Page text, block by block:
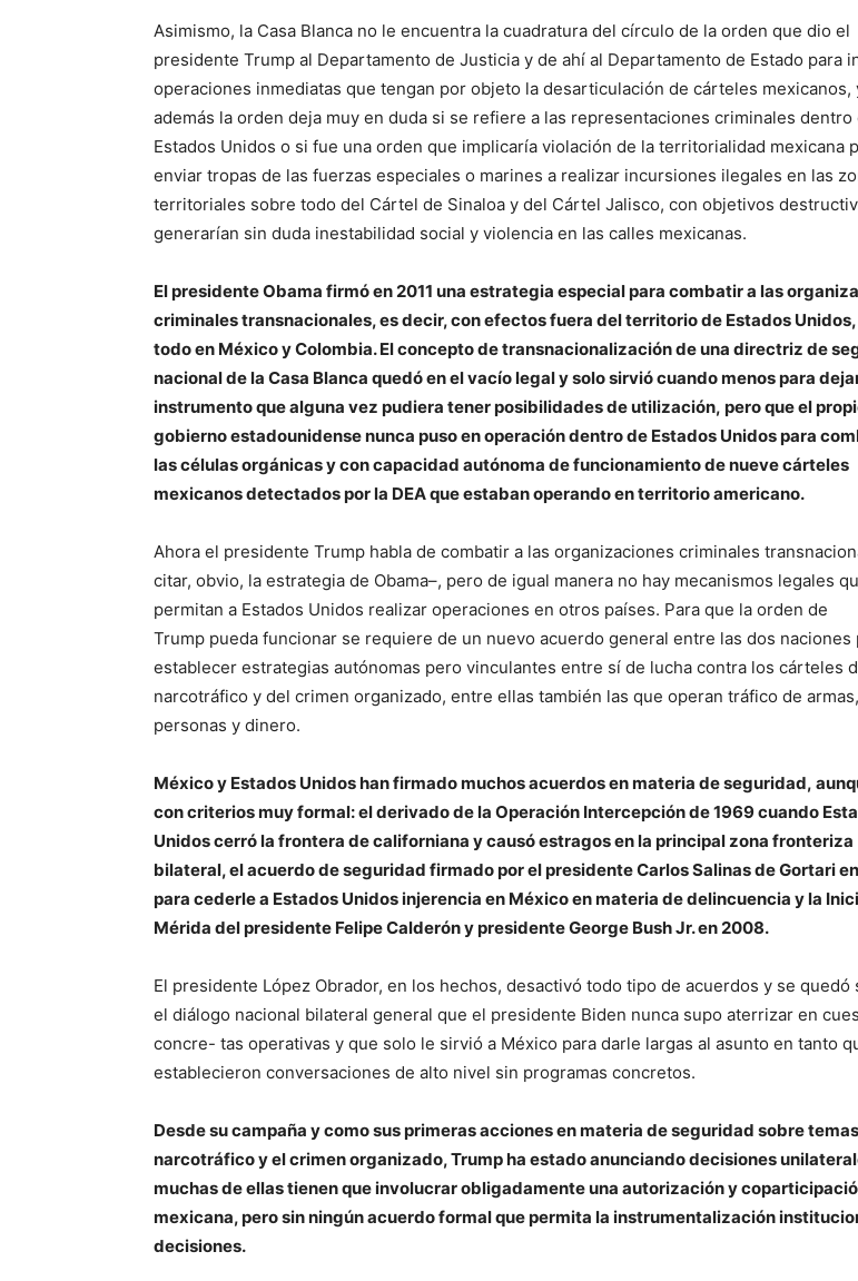
Asimismo, la Casa Blanca no le encuentra la cuadratura del círculo de la orden que dio el
presidente Trump al Departamento de Justicia y de ahí al Departamento de Estado para
operaciones inmediatas que tengan por objeto la desarticulación de cárteles mexicanos,
además la orden deja muy en duda si se refiere a las representaciones criminales dentro
Estados Unidos o si fue una orden que implicaría violación de la territorialidad mexicana
enviar tropas de las fuerzas especiales o marines a realizar incursiones ilegales en las
territoriales sobre todo del Cártel de Sinaloa y del Cártel Jalisco, con objetivos
generarían sin duda inestabilidad social y violencia en las calles mexicanas.
El presidente Obama firmó en 2011 una estrategia especial para combatir a las
criminales transnacionales, es decir, con efectos fuera del territorio de Estados
todo en México y Colombia. El concepto de transnacionalización de una directriz de
nacional de la Casa Blanca quedó en el vacío legal y solo sirvió cuando menos para
instrumento que alguna vez pudiera tener posibilidades de utilización, pero que el
gobierno estadounidense nunca puso en operación dentro de Estados Unidos para
las células orgánicas y con capacidad autónoma de funcionamiento de nueve cárteles
mexicanos detectados por la DEA que estaban operando en territorio americano.
Ahora el presidente Trump habla de combatir a las organizaciones criminales
citar, obvio, la estrategia de Obama–, pero de igual manera no hay mecanismos legales
permitan a Estados Unidos realizar operaciones en otros países. Para que la orden de
Trump pueda funcionar se requiere de un nuevo acuerdo general entre las dos naciones
establecer estrategias autónomas pero vinculantes entre sí de lucha contra los cárteles
narcotráfico y del crimen organizado, entre ellas también las que operan tráfico de armas,
personas y dinero.
México y Estados Unidos han firmado muchos acuerdos en materia de seguridad,
con criterios muy formal: el derivado de la Operación Intercepción de 1969 cuando
Unidos cerró la frontera de californiana y causó estragos en la principal zona fronteriza
bilateral, el acuerdo de seguridad firmado por el presidente Carlos Salinas de Gortari
para cederle a Estados Unidos injerencia en México en materia de delincuencia y la
Mérida del presidente Felipe Calderón y presidente George Bush Jr. en 2008.
El presidente López Obrador, en los hechos, desactivó todo tipo de acuerdos y se quedó
el diálogo nacional bilateral general que el presidente Biden nunca supo aterrizar en
concre- tas operativas y que solo le sirvió a México para darle largas al asunto en tanto
establecieron conversaciones de alto nivel sin programas concretos.
Desde su campaña y como sus primeras acciones en materia de seguridad sobre
narcotráfico y el crimen organizado, Trump ha estado anunciando decisiones
muchas de ellas tienen que involucrar obligadamente una autorización y
mexicana, pero sin ningún acuerdo formal que permita la instrumentalización
decisiones.